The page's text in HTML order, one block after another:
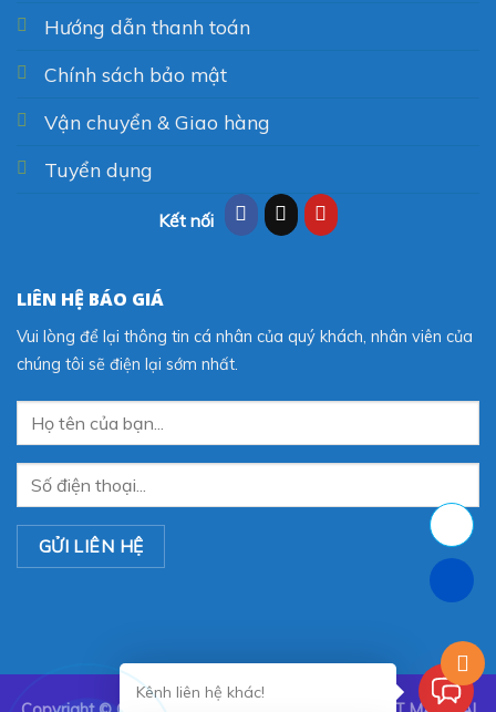
Hướng dẫn thanh toán
Chính sách bảo mật
Vận chuyển & Giao hàng
Tuyển dụng
Kết nối
LIÊN HỆ BÁO GIÁ
Vui lòng để lại thông tin cá nhân của quý khách, nhân viên của
chúng tôi sẽ điện lại sớm nhất.
Kênh liên hệ khác!